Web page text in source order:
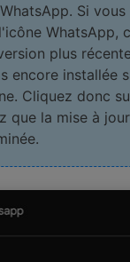
Si
WhatsApp,
plus
encore installée
Cliquez donc
que la mise à